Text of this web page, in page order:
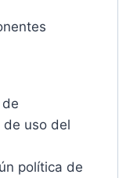
de uso del
política de